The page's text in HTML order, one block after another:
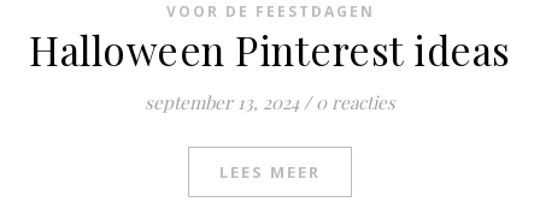
VOOR DE FEESTDAGEN
Halloween Pinterest ideas
september 13, 2024 / 0 reacties
LEES MEER